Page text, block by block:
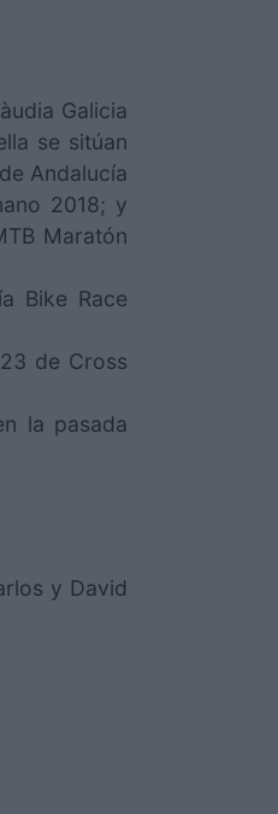
Galicia
se sitúan
Andalucía
2018; y
Maratón
Bike Race
de Cross
la pasada
y David